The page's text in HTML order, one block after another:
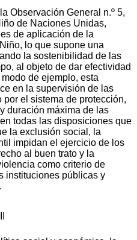
Observación General n.º 5,
de Naciones Unidas,
de aplicación de la
lo que supone una
la sostenibilidad de las
al objeto de dar efectividad
de ejemplo, esta
en la supervisión de las
el sistema de protección,
duración máxima de las
todas las disposiciones que
la exclusión social, la
impidan el ejercicio de los
al buen trato y la
como criterio de
instituciones públicas y